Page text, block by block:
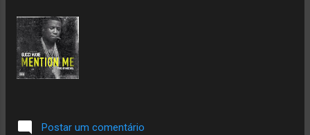
de dezembro, segunda-feira, acontecerá a
Postar um comentário